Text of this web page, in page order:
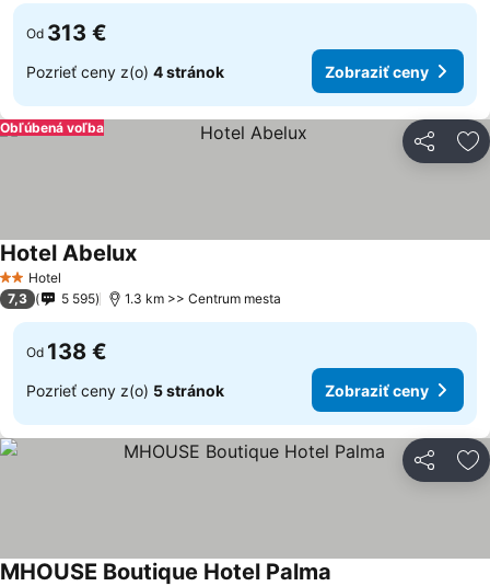
Od 313 €
Pozrieť ceny z(o) 4 stránok Zobraziť ceny
Zdieľať
Obľúbená voľba
2 Počet hviezdičiek
Hotel
Hotel Abelux
7,3 5 595 1.3 km >> Centrum mesta
Od 138 €
Pozrieť ceny z(o) 5 stránok Zobraziť ceny
Zdieľať
MHOUSE Boutique Hotel Palma